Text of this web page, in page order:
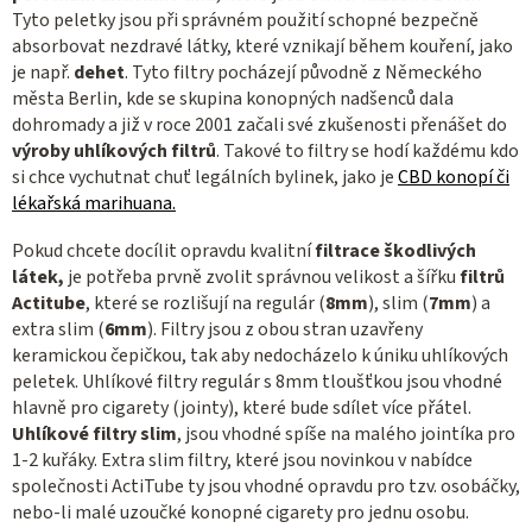
Tyto peletky jsou při správném použití schopné bezpečně
absorbovat nezdravé látky, které vznikají během kouření, jako
je např. dehet. Tyto filtry pocházejí původně z Německého
města Berlin, kde se skupina konopných nadšenců dala
dohromady a již v roce 2001 začali své zkušenosti přenášet do
výroby uhlíkových filtrů. Takové to filtry se hodí každému kdo
si chce vychutnat chuť legálních bylinek, jako jeCBD konopí či
lékařská marihuana.
Pokud chcete docílit opravdu kvalitnífiltrace škodlivých
látek, je potřeba prvně zvolit správnou velikost a šířkufiltrů
Actitube, které se rozlišují na regulár (8mm), slim (7mm) a
extra slim (6mm). Filtry jsou z obou stran uzavřeny
keramickou čepičkou, tak aby nedocházelo k úniku uhlíkových
peletek. Uhlíkové filtry regulár s 8mm tloušťkou jsou vhodné
hlavně pro cigarety (jointy), které bude sdílet více přátel.
Uhlíkové filtry slim, jsou vhodné spíše na malého jointíka pro
1-2 kuřáky. Extra slim filtry, které jsou novinkou v nabídce
společnosti ActiTube ty jsou vhodné opravdu pro tzv. osobáčky,
nebo-li malé uzoučké konopné cigarety pro jednu osobu.